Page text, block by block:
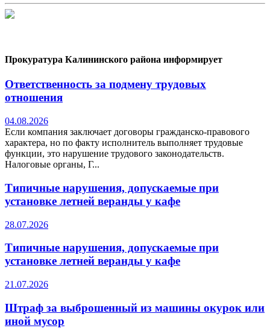
Прокуратура Калининского района информирует
Ответственность за подмену трудовых
отношения
04.08.2026
Если компания заключает договоры гражданско-правового
характера, но по факту исполнитель выполняет трудовые
функции, это нарушение трудового законодательств.
Налоговые органы, Г...
Типичные нарушения, допускаемые при
установке летней веранды у кафе
28.07.2026
Типичные нарушения, допускаемые при
установке летней веранды у кафе
21.07.2026
Штраф за выброшенный из машины окурок или
иной мусор